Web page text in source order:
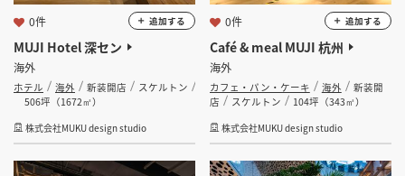
MUJI Hotel 深セン
海外
ホテル 海外 新装開店
スケルトン
506坪（1672㎡）
株式会社MUKU design studio
0件 追加する
Café & meal MUJI 杭州
海外
カフェ・パン・ケーキ 海外
新装開
店
スケルトン
104坪（343㎡）
株式会社MUKU design studio
0件 追加する